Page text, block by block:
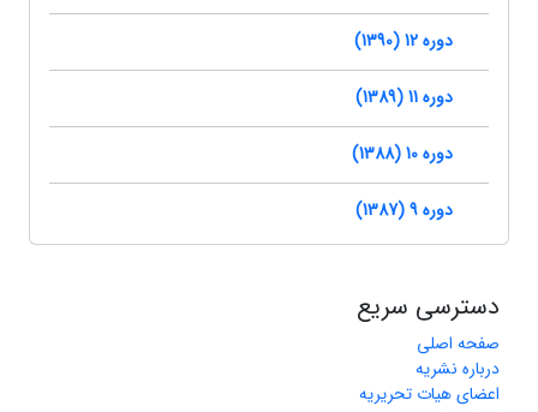
دوره 12 (1390)
دوره 11 (1389)
دوره 10 (1388)
دوره 9 (1387)
دسترسی سریع
صفحه اصلی
درباره نشریه
اعضای هیات تحریریه